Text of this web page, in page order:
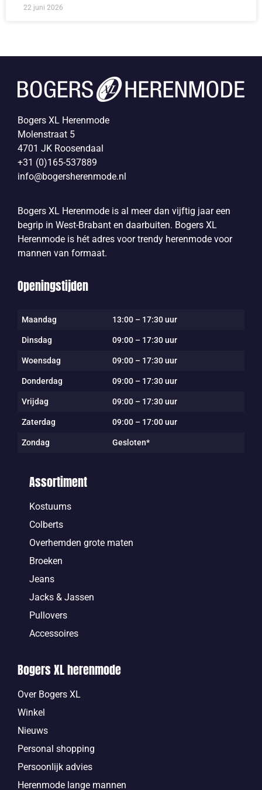
22 juni 2026
Bogers XL Herenmode
Molenstraat 5
4701 JK Roosendaal
+31 (0)165-537889
info@bogersherenmode.nl
Bogers XL Herenmode is al meer dan vijftig jaar een
begrip in West-Brabant en daarbuiten. Bogers XL
Herenmode is hét adres voor trendy herenmode voor
mannen van formaat.
Openingstijden
Maandag 13:00 – 17:30 uur
Dinsdag 09:00 – 17:30 uur
Woensdag 09:00 – 17:30 uur
Donderdag 09:00 – 17:30 uur
Vrijdag 09:00 – 17:30 uur
Zaterdag 09:00 – 17:00 uur
Zondag Gesloten*
Assortiment
Kostuums
Colberts
Overhemden grote maten
Broeken
Jeans
Jacks & Jassen
Pullovers
Accessoires
Bogers XL herenmode
Over Bogers XL
Winkel
Nieuws
Personal shopping
Persoonlijk advies
Herenmode lange mannen